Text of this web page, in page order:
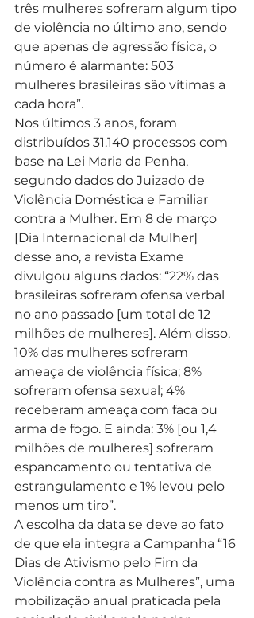
três mulheres sofreram algum tipo
de violência no último ano, sendo
que apenas de agressão física, o
número é alarmante: 503
mulheres brasileiras são vítimas a
cada hora”.
Nos últimos 3 anos, foram
distribuídos 31.140 processos com
base na Lei Maria da Penha,
segundo dados do Juizado de
Violência Doméstica e Familiar
contra a Mulher. Em 8 de março
[Dia Internacional da Mulher]
desse ano, a revista Exame
divulgou alguns dados: “22% das
brasileiras sofreram ofensa verbal
no ano passado [um total de 12
milhões de mulheres]. Além disso,
10% das mulheres sofreram
ameaça de violência física; 8%
sofreram ofensa sexual; 4%
receberam ameaça com faca ou
arma de fogo. E ainda: 3% [ou 1,4
milhões de mulheres] sofreram
espancamento ou tentativa de
estrangulamento e 1% levou pelo
menos um tiro”.
A escolha da data se deve ao fato
de que ela integra a Campanha “16
Dias de Ativismo pelo Fim da
Violência contra as Mulheres”, uma
mobilização anual praticada pela